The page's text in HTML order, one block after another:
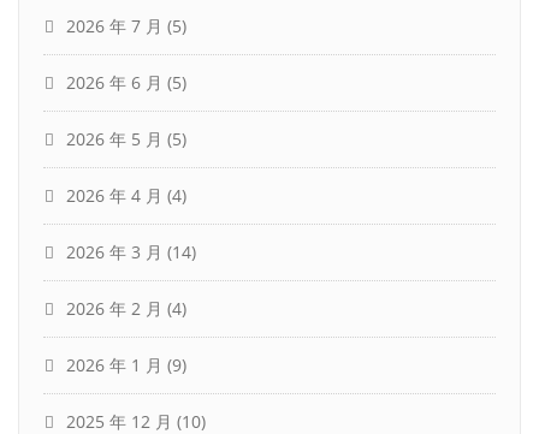
2026 年 7 月 (5)
2026 年 6 月 (5)
2026 年 5 月 (5)
2026 年 4 月 (4)
2026 年 3 月 (14)
2026 年 2 月 (4)
2026 年 1 月 (9)
2025 年 12 月 (10)